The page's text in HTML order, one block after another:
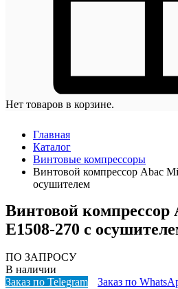
Нет товаров в корзине.
Главная
Каталог
Винтовые компрессоры
Винтовой компрессор Abac
осушителем
Винтовой компрессор
E1508-270 с
ПО ЗАПРОСУ
В наличии
Заказ по Telegram
Заказ по